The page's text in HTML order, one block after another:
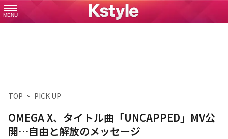
MENU
TOP PICK UP
OMEGA X、タイトル曲「UNCAPPED」MV公
開…自由と解放のメッセージ